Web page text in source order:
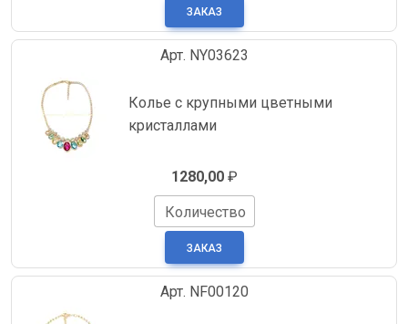
Арт. NY03623
Колье с крупными цветными
кристаллами
1280,00₽
Количество
Арт. NF00120